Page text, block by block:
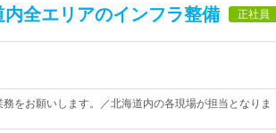
全エリアのインフラ整備 正社員
をお願いします。／北海道内の各現場が担当となりま